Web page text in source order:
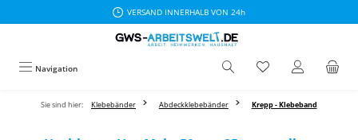
VERSAND INNERHALB VON 24h
Navigation
Sie sind hier: Klebebänder Abdeckklebebänder Krepp - Klebeband